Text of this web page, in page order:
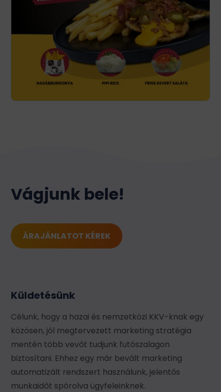
Vágjunk bele!
ÁRAJÁNLATOT KÉREK
Küldetésünk
Célunk, hogy a hazai és nemzetközi KKV-knak egy
közösen, jól megtervezett marketing stratégia
mentén több vevőt tudjunk futószalagon
biztosítani. Ehhez egy már bevált marketing
automatizált rendszert használunk, jelentős
munkaidőt spórolva ügyfeleinknek.